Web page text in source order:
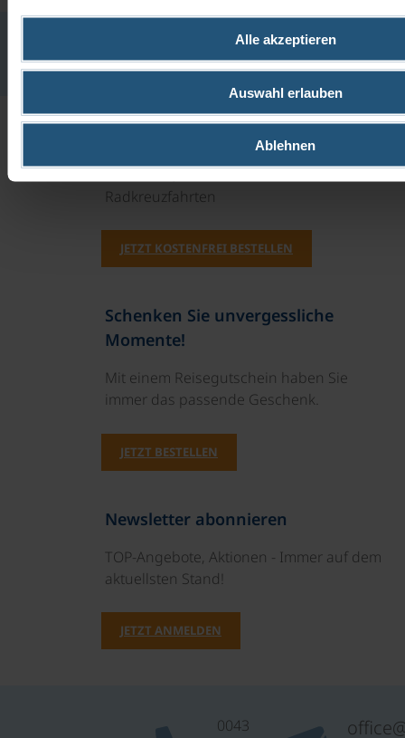
Alle akzeptieren
Auswahl erlauben
Ablehnen
Täglich Frühstück.
Unsere Reisekataloge
Radreisen, Kreuzfahrten und
Radkreuzfahrten
JETZT KOSTENFREI BESTELLEN
Schenken Sie unvergessliche
Momente!
Mit einem Reisegutschein haben Sie
immer das passende Geschenk.
JETZT BESTELLEN
Newsletter abonnieren
TOP-Angebote, Aktionen - Immer auf dem
aktuellsten Stand!
JETZT ANMELDEN
0043